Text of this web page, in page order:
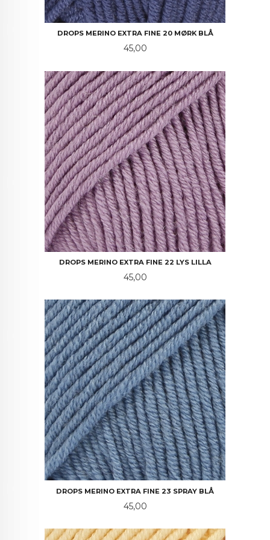
DROPS MERINO EXTRA FINE 20 MØRK BLÅ
Pris
45,00
DROPS MERINO EXTRA FINE 22 LYS LILLA
Pris
45,00
DROPS MERINO EXTRA FINE 23 SPRAY BLÅ
Pris
45,00